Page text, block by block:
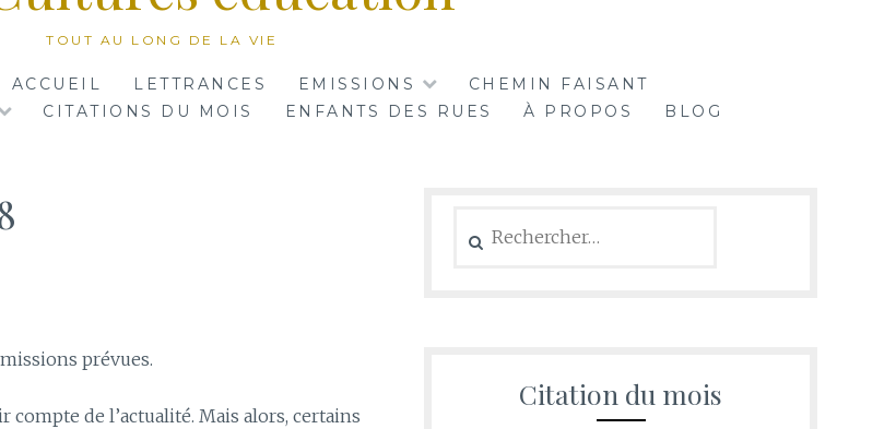
TOUT AU LONG DE LA VIE
ACCUEIL LETTRANCES EMISSIONS
CHEMIN FAISANT
CITATIONS DU MOIS ENFANTS DES RUES À PROPOS BLOG
prévues.
de l’actualité. Mais alors, certains
Citation du mois